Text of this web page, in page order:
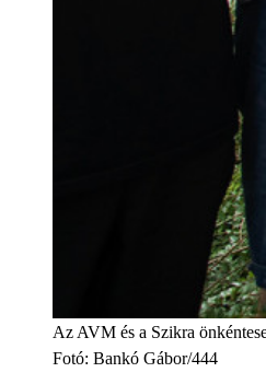
Az AVM és a Szikra
Fotó: Bankó Gábor/444